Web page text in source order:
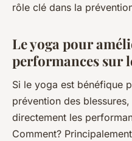
rôle clé dans la
Le yoga pour
performances sur
Si le yoga est bénéfique
prévention des
directement les
Comment?